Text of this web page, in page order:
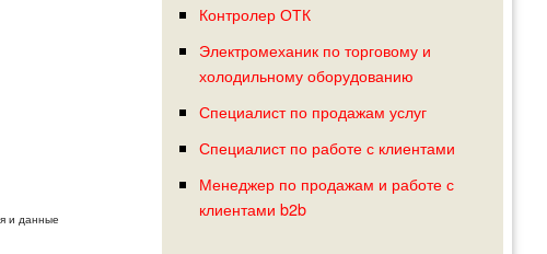
Контролер ОТК
Электромеханик по торговому и
холодильному оборудованию
Специалист по продажам услуг
Специалист по работе с клиентами
Менеджер по продажам и работе с
клиентами b2b
и данные